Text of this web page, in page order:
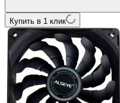
Купить в 1 клик